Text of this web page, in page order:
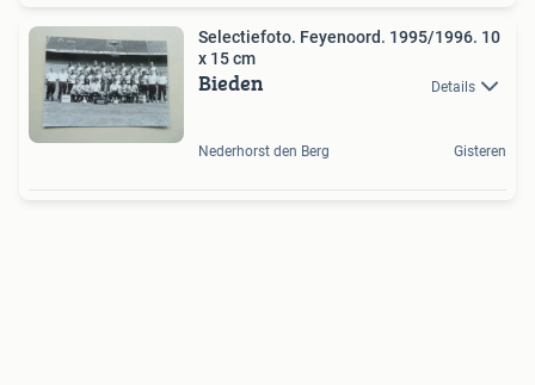
Selectiefoto. Feyenoord. 1995/1996. 10
x 15 cm
Bieden Details
Nederhorst den Berg Gisteren